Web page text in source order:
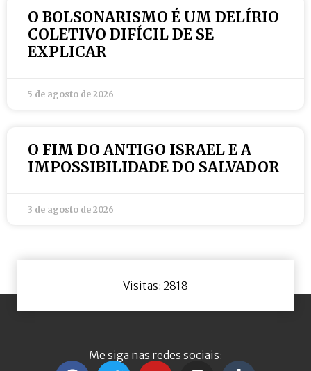
O BOLSONARISMO É UM DELÍRIO
COLETIVO DIFÍCIL DE SE
EXPLICAR
5 de agosto de 2026
O FIM DO ANTIGO ISRAEL E A
IMPOSSIBILIDADE DO SALVADOR
3 de agosto de 2026
Visitas: 2818
Me siga nas redes sociais: